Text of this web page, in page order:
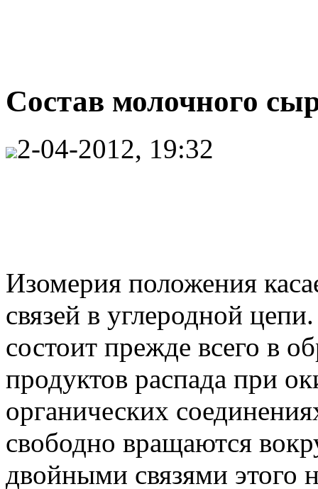
Состав молочного
2-04-2012, 19:32
Изомерия положения
связей в углеродной
состоит прежде всего в
продуктов распада при
органических
свободно вращаются
двойными связями этого